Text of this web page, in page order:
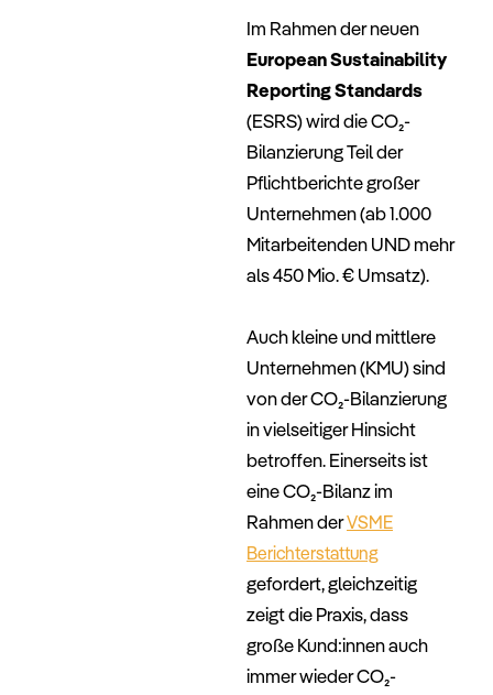
Im Rahmen der neuen
European Sustainability
Reporting Standards
(ESRS) wird die CO₂-
Bilanzierung Teil der
Pflichtberichte großer
Unternehmen (ab 1.000
Mitarbeitenden UND mehr
als 450 Mio. € Umsatz).
Auch kleine und mittlere
Unternehmen (KMU) sind
von der CO₂-Bilanzierung
in vielseitiger Hinsicht
betroffen. Einerseits ist
eine CO₂-Bilanz im
Rahmen derVSME
Berichterstattung
gefordert, gleichzeitig
zeigt die Praxis, dass
große Kund:innen auch
immer wieder CO₂-